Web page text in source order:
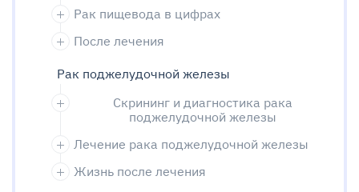
Рак пищевода в цифрах
После лечения
Рак поджелудочной железы
Скрининг и диагностика рака
поджелудочной железы
Лечение рака поджелудочной железы
Жизнь после лечения